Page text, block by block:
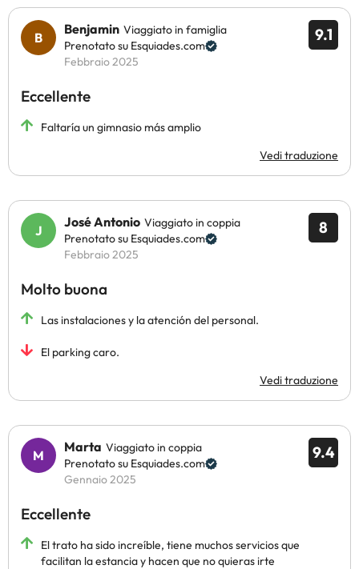
9.1
Benjamin Viaggiato in famiglia
Prenotato su Esquiades.com
Febbraio 2025
Eccellente
Faltaría un gimnasio más amplio
Vedi traduzione
8
José Antonio Viaggiato in coppia
Prenotato su Esquiades.com
Febbraio 2025
Molto buona
Las instalaciones y la atención del personal.
El parking caro.
Vedi traduzione
9.4
Marta Viaggiato in coppia
Prenotato su Esquiades.com
Gennaio 2025
Eccellente
El trato ha sido increíble, tiene muchos servicios que
facilitan la estancia y hacen que no quieras irte